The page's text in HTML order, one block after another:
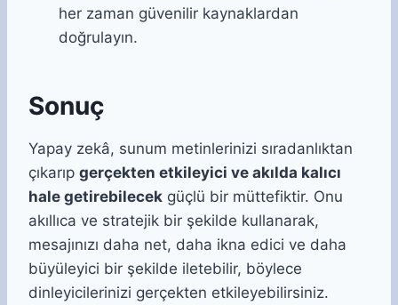
her zaman güvenilir kaynaklardan
doğrulayın.
Sonuç
Yapay zekâ, sunum metinlerinizi sıradanlıktan
çıkarıp gerçekten etkileyici ve akılda kalıcı
hale getirebilecek güçlü bir müttefiktir. Onu
akıllıca ve stratejik bir şekilde kullanarak,
mesajınızı daha net, daha ikna edici ve daha
büyüleyici bir şekilde iletebilir, böylece
dinleyicilerinizi gerçekten etkileyebilirsiniz.